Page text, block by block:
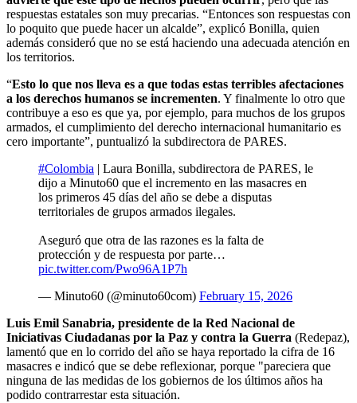
respuestas estatales son muy precarias. “Entonces son respuestas con
lo poquito que puede hacer un alcalde”, explicó Bonilla, quien
además consideró que no se está haciendo una adecuada atención en
los territorios.
“Esto lo que nos lleva es a que todas estas terribles afectaciones
a los derechos humanos se incrementen. Y finalmente lo otro que
contribuye a eso es que ya, por ejemplo, para muchos de los grupos
armados, el cumplimiento del derecho internacional humanitario es
cero importante”, puntualizó la subdirectora de PARES.
#Colombia | Laura Bonilla, subdirectora de PARES, le
dijo a Minuto60 que el incremento en las masacres en
los primeros 45 días del año se debe a disputas
territoriales de grupos armados ilegales.
Aseguró que otra de las razones es la falta de
protección y de respuesta por parte…
pic.twitter.com/Pwo96A1P7h
— Minuto60 (@minuto60com) February 15, 2026
Luis Emil Sanabria, presidente de la Red Nacional de
Iniciativas Ciudadanas por la Paz y contra la Guerra (Redepaz),
lamentó que en lo corrido del año se haya reportado la cifra de 16
masacres e indicó que se debe reflexionar, porque "pareciera que
ninguna de las medidas de los gobiernos de los últimos años ha
podido contrarrestar esta situación.